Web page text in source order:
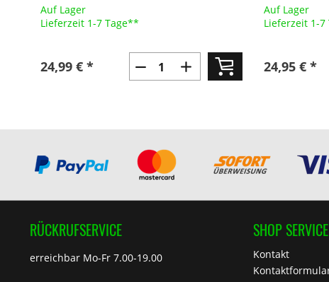
Auf Lager
Lieferzeit 1-7 Tage**
24,99 € *
Auf Lager
Lieferzeit 1-7
24,95 € *
RÜCKRUFSERVICE
erreichbar Mo-Fr 7.00-19.00
SHOP SERVICE
Kontakt